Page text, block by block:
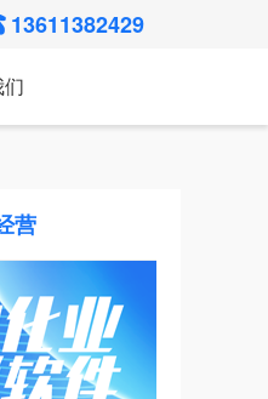
13611382429
营